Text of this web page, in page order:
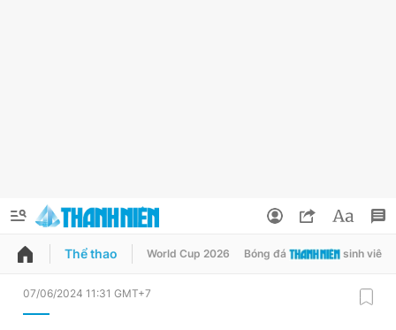
QUẢNG CÁO ĐẶT BÁO
Thể thao World Cup 2026 Bóng đá sinh viên
07/06/2024 11:31 GMT+7